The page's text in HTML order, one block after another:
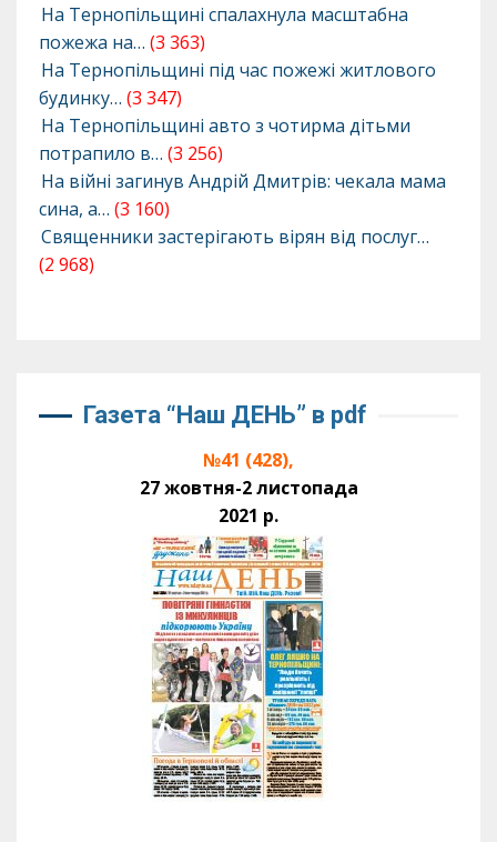
На Тернопільщині спалахнула масштабна
пожежа на… (3 363)
На Тернопільщині під час пожежі житлового
будинку… (3 347)
На Тернопільщині авто з чотирма дітьми
потрапило в… (3 256)
На війні загинув Андрій Дмитрів: чекала мама
сина, а… (3 160)
Священники застерігають вірян від послуг…
(2 968)
Газета “Наш ДЕНЬ” в pdf
№41 (428),
27 жовтня-2 листопада
2021 р.